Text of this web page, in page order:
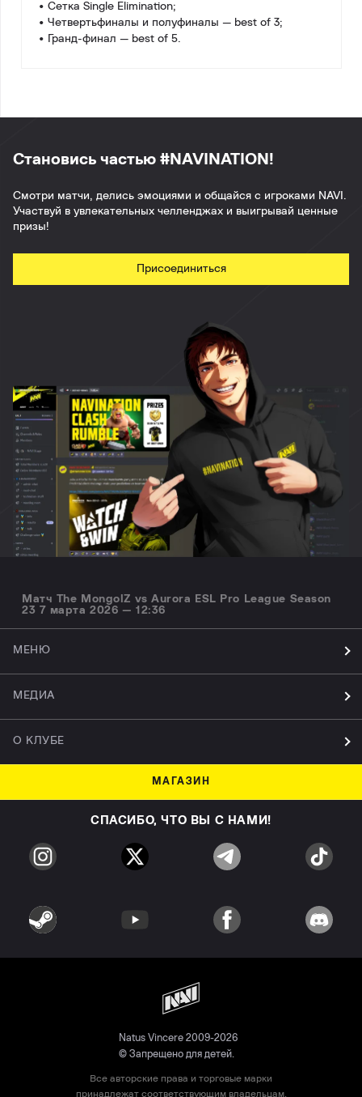
• Сетка Single Elimination;
• Четвертьфиналы и полуфиналы — best of 3;
• Гранд-финал — best of 5.
Становись частью #NAVINATION!
Смотри матчи, делись эмоциями и общайся с игроками NAVI.
Участвуй в увлекательных челленджах и выигрывай ценные
призы!
Присоединиться
Матч The MongolZ vs Aurora ESL Pro League Season
23 7 марта 2026 — 12:36
МЕНЮ
МЕДИА
О КЛУБЕ
МАГАЗИН
СПАСИБО, ЧТО ВЫ С НАМИ!
Natus Vincere 2009-2026
© Запрещено для детей.
Все авторские права и торговые марки
принадлежат соответствующим владельцам.